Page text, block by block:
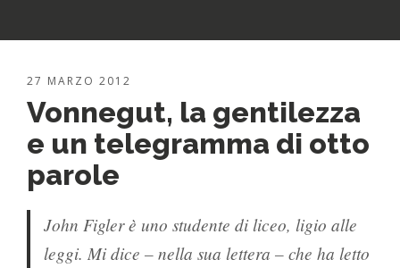
27 MARZO 2012
Vonnegut, la gentilezza
e un telegramma di otto
parole
John Figler è uno studente di liceo, ligio alle
leggi. Mi dice – nella sua lettera – che ha letto